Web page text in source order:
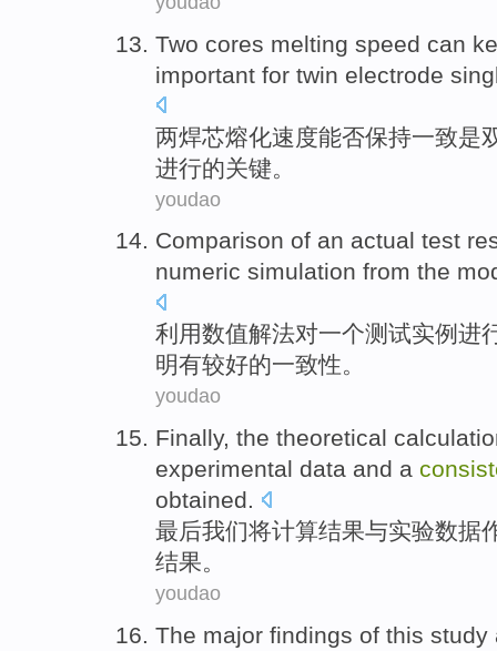
Two cores melting speed can
important for twin electrode
两焊芯熔化速度能否保持一致是
进行的关键。
youdao
Comparison of an actual test
numeric simulation from the
利用数值解法对一个测试实例 进
明有较好的一致性。
youdao
Finally, the theoretical
experimental data and a
obtained.
最后我们将计算结果与实验数据
结果。
youdao
The major findings of this study